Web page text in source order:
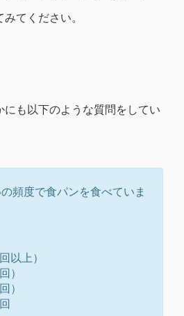
てください。
も以下のような質問をしてい
頻度で食パンを食べていま
以上）
）
）